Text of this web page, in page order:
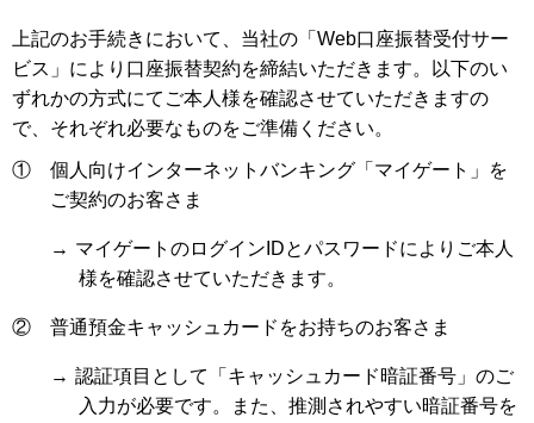
上記のお手続きにおいて、当社の「Web口座振替受付サー
ビス」により口座振替契約を締結いただきます。以下のい
ずれかの方式にてご本人様を確認させていただきますの
で、それぞれ必要なものをご準備ください。
①
個人向けインターネットバンキング「マイゲート」を
ご契約のお客さま
→ マイゲートのログインIDとパスワードによりご本人
様を確認させていただきます。
② 普通預金キャッシュカードをお持ちのお客さま
→ 認証項目として「キャッシュカード暗証番号」のご
入力が必要です。また、推測されやすい暗証番号を